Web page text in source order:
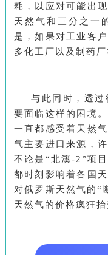
耗，以应对可能出
天然气和三分之一
是，如果对工业客
多化工厂以及制药
与此同时，透过
要面临这样的困境
一直都感受着天然
气主要进口来源，
不论是“北溪-2”项
都时刻影响着各国
对俄罗斯天然气的“
天然气的价格疯狂抬